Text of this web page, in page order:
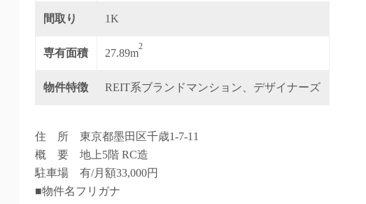
間取り 1K
専有面積 27.89m
2
物件特徴 REIT系ブランドマンション、デザイナーズ
住 所 東京都墨田区千歳1-7-11
概 要 地上5階 RC造
駐車場 有/月額33,000円
■物件名フリガナ